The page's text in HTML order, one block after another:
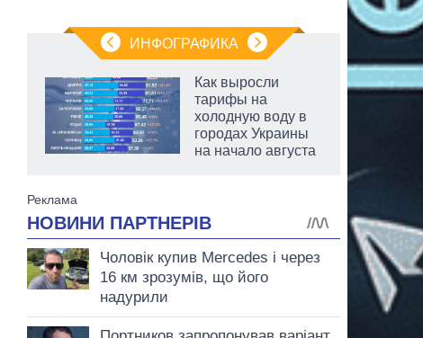
ИНФОГРАФИКА
Как выросли
тарифы на
холодную воду в
городах Украины
на начало августа